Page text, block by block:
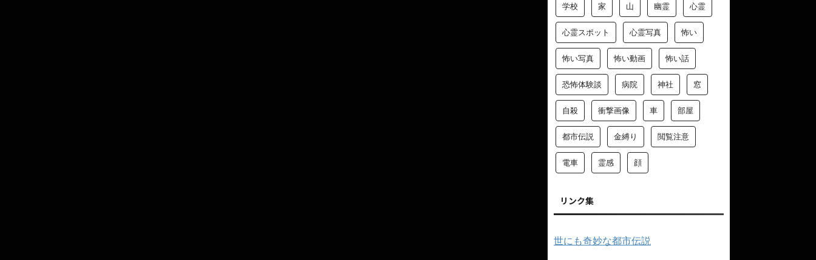
学校 家 山 幽霊 心霊
心霊スポット 心霊写真 怖い
怖い写真 怖い動画 怖い話
恐怖体験談 病院 神社 窓
自殺 衝撃画像 車 部屋
都市伝説 金縛り 閲覧注意
電車 霊感 顔
リンク集
世にも奇妙な都市伝説